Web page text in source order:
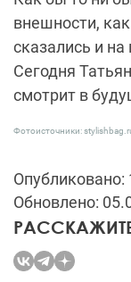
внешности,
сказались и на
Сегодня
смотрит в
Фотоисточники:
Опубликовано:
Обновлено: